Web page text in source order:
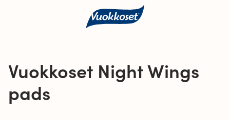
Vuokkoset Night Wings
pads